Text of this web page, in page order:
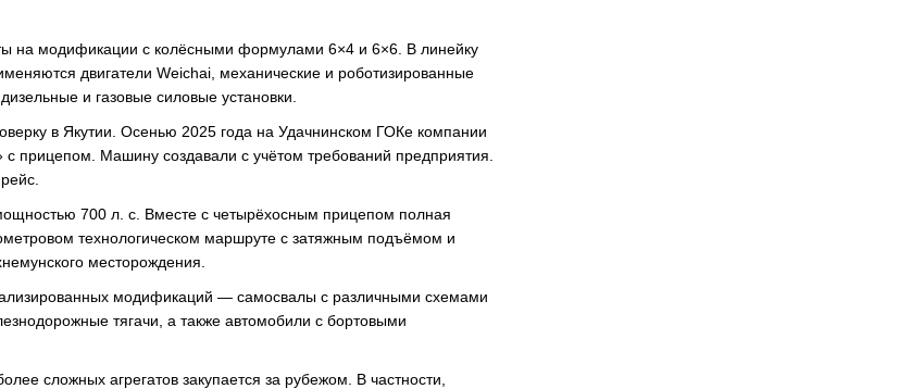
на модификации с колёсными формулами 6×4 и 6×6. В линейку
двигатели Weichai, механические и роботизированные
и газовые силовые установки.
в Якутии. Осенью 2025 года на Удачнинском ГОКе компании
Машину создавали с учётом требований предприятия.
700 л. с. Вместе с четырёхосным прицепом полная
технологическом маршруте с затяжным подъёмом и
месторождения.
модификаций — самосвалы с различными схемами
тягачи, а также автомобили с бортовыми
сложных агрегатов закупается за рубежом. В частности,